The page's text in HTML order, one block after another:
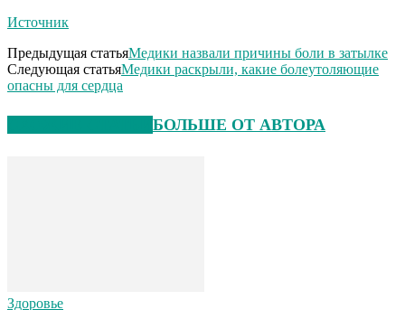
Источник
Предыдущая статьяМедики назвали причины боли в затылке
Следующая статьяМедики раскрыли, какие болеутоляющие
опасны для сердца
БОЛЬШЕ ОТ АВТОРА
Здоровье